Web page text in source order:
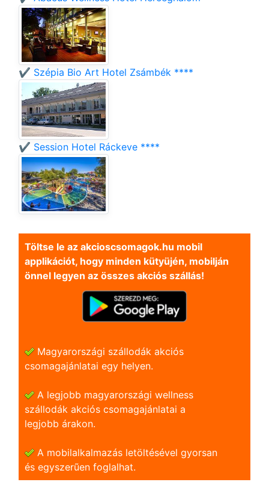
✔️ Szépia Bio Art Hotel Zsámbék ****
✔️ Session Hotel Ráckeve ****
Töltse le az akcioscsomagok.hu mobil
applikációt, hogy minden kütyüjén, mobilján
önnel legyen az összes akciós szállás!
Magyarországi szállodák akciós
csomagajánlatai egy helyen.
A legjobb magyarországi wellness
szállodák akciós csomagajánlatai a
legjobb árakon.
A mobilalkalmazás letöltésével gyorsan
és egyszerũen foglalhat.